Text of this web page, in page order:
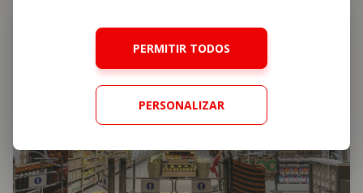
PERMITIR TODOS
PERSONALIZAR